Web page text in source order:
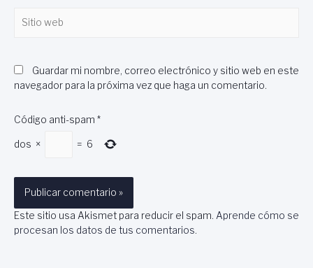
web
Guardar mi nombre, correo electrónico y sitio web en este
navegador para la próxima vez que haga un comentario.
Código anti-spam *
dos × = 6
Este sitio usa Akismet para reducir el spam. Aprende cómo se
procesan los datos de tus comentarios.